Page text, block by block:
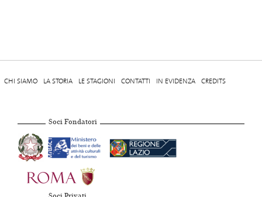
CHI SIAMO LA STORIA LE STAGIONI CONTATTI IN EVIDENZA CREDITS
Soci Fondatori